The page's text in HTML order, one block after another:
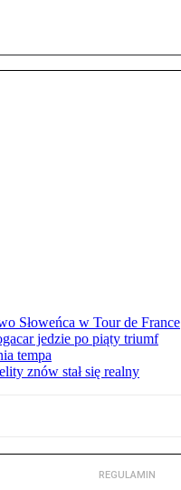
Słoweńca w Tour de France
jedzie po piąty triumf
tempa
znów stał się realny
REGULAMIN